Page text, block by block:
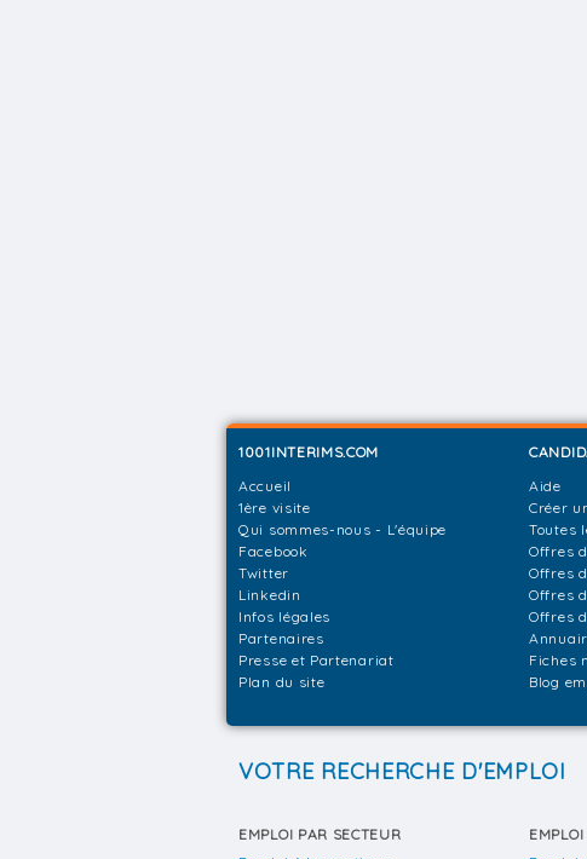
1001INTERIMS.COM
Accueil
1ère visite
Qui sommes-nous - L'équipe
Facebook
Twitter
Linkedin
Infos légales
Partenaires
Presse et Partenariat
Plan du site
Aide
Créer
Toutes
Offres
Offres
Offres
Offres
Fiches
Blog
VOTRE RECHERCHE D'EMPLOI
EMPLOI PAR SECTEUR